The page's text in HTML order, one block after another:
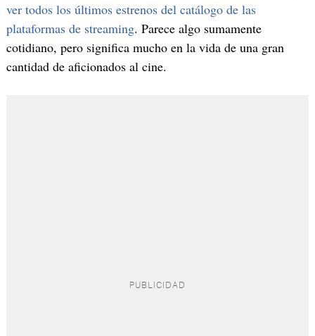
ver todos los últimos estrenos del catálogo de las
plataformas de streaming. Parece algo sumamente
cotidiano, pero significa mucho en la vida de una gran
cantidad de aficionados al cine.